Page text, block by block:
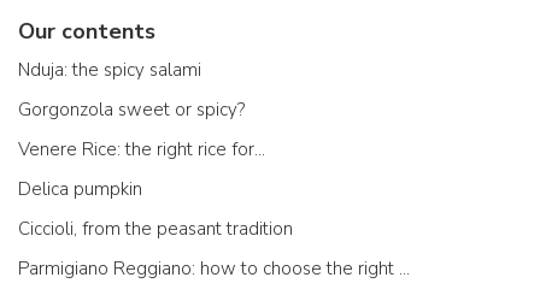
Our contents
Nduja: the spicy salami
Gorgonzola sweet or spicy?
Venere Rice: the right rice for...
Delica pumpkin
Ciccioli, from the peasant tradition
Parmigiano Reggiano: how to choose the right one